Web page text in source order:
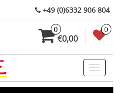
+49 (0)6332 906 804
0
€0,00
0
Toggle